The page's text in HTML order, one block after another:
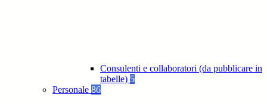
Consulenti e collaboratori (da pubblicare in
tabelle) 5
Personale 86